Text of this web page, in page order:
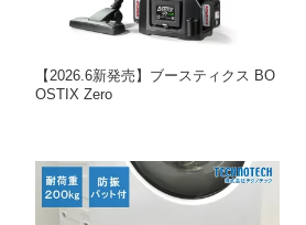
【2026.6新発売】ブースティクス BO
OSTIX Zero